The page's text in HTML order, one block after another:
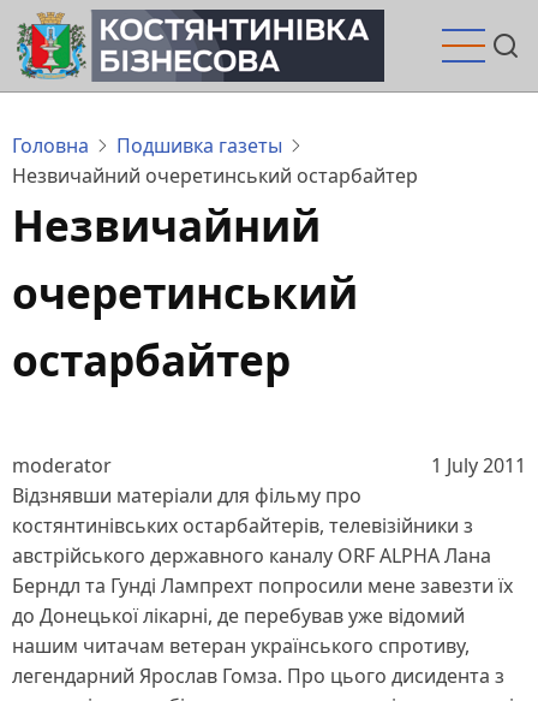
Перейти
до
основного
Головна
Подшивка газеты
Незвичайний очеретинський остарбайтер
Незвичайний
очеретинський
остарбайтер
moderator
1 July 2011
Відзнявши матеріали для фільму про
костянтинівських остарбайтерів, телевізійники з
австрійського державного каналу ORF ALPHA Лана
Берндл та Гунді Лампрехт попросили мене завезти їх
до Донецької лікарні, де перебував уже відомий
нашим читачам ветеран українського спротиву,
легендарний Ярослав Гомза. Про цього дисидента з